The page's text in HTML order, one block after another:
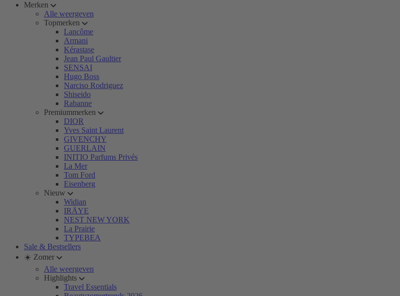
Merken
Alle weergeven
Topmerken
Lancôme
Armani
Kérastase
Jean Paul Gaultier
SENSAI
Hugo Boss
Narciso Rodriguez
Shiseido
Rabanne
Premiummerken
DIOR
Yves Saint Laurent
GIVENCHY
GUERLAIN
INITIO Parfums Privés
La Mer
Tom Ford
Eisenberg
Nieuw
Widian
IRÄYE
NEST NEW YORK
La Prairie
TYPEBEA
Sale & Bestsellers
☀️ Zomer
Alle weergeven
Highlights
Travel Essentials